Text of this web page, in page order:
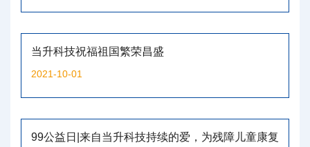
当升科技祝福祖国繁荣昌盛
2021-10-01
99公益日|来自当升科技持续的爱，为残障儿童康复